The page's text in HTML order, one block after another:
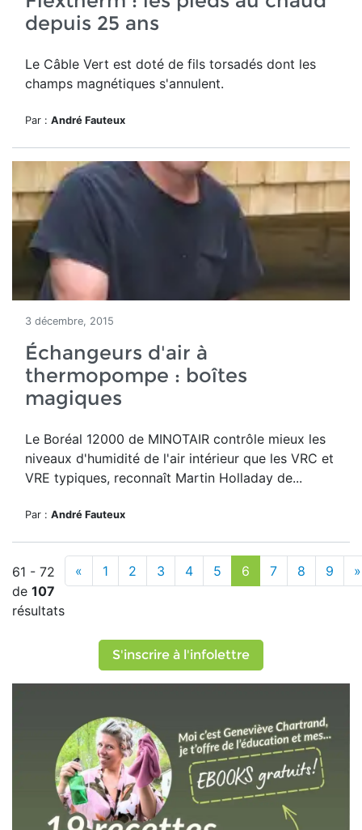
depuis 25 ans
Le Câble Vert est doté de fils torsadés dont les
champs magnétiques s'annulent.
Par : André Fauteux
3 décembre, 2015
Échangeurs d'air à
thermopompe : boîtes
magiques
Le Boréal 12000 de MINOTAIR contrôle mieux les
niveaux d'humidité de l'air intérieur que les VRC et
VRE typiques, reconnaît Martin Holladay de...
Par : André Fauteux
61 - 72
de 107
résultats
« 1 2 3 4 5 6 7 8 9 »
S'inscrire à l'infolettre